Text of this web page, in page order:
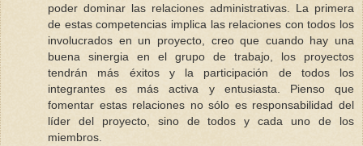
poder dominar las relaciones administrativas. La primera
de estas competencias implica las relaciones con todos los
involucrados en un proyecto, creo que cuando hay una
buena sinergia en el grupo de trabajo, los proyectos
tendrán más éxitos y la participación de todos los
integrantes es más activa y entusiasta. Pienso que
fomentar estas relaciones no sólo es responsabilidad del
líder del proyecto, sino de todos y cada uno de los
miembros.